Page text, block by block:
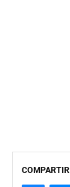
COMPARTIR